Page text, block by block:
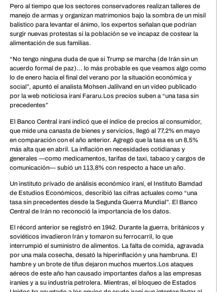
Pero al tiempo que los sectores conservadores realizan talleres de
manejo de armas y organizan matrimonios bajo la sombra de un misil
balístico para levantar el ánimo, los expertos señalan que podrían
surgir nuevas protestas si la población se ve incapaz de costear la
alimentación de sus familias.
“No tengo ninguna duda de que si Trump se marcha (de Irán sin un
acuerdo formal de paz)… lo más probable es que veamos algo como
lo de enero hacia el final del verano por la situación económica y
social”, apuntó el analista Mohsen Jalilvand en un video publicado
por la web noticiosa iraní Fararu.Los precios suben a “una tasa sin
precedentes”
El Banco Central iraní indicó que el índice de precios al consumidor,
que mide una canasta de bienes y servicios, llegó al 77,2% en mayo
en comparación con el año anterior. Agregó que la tasa es un 8,5%
más alta que en abril. La inflación en necesidades cotidianas y
generales —como medicamentos, tarifas de taxi, tabaco y cargos de
comunicación— subió un 113,8% con respecto a hace un año.
Un instituto privado de análisis económico iraní, el Instituto Bamdad
de Estudios Económicos, describió las cifras actuales como “una
tasa sin precedentes desde la Segunda Guerra Mundial”. El Banco
Central de Irán no reconoció la importancia de los datos.
El récord anterior se registró en 1942. Durante la guerra, británicos y
soviéticos invadieron Irán y tomaron su ferrocarril, lo que
interrumpió el suministro de alimentos. La falta de comida, agravada
por una mala cosecha, desató la hiperinflación y una hambruna. El
hambre y un brote de tifus dejaron muchos muertos.Los ataques
aéreos de este año han causado importantes daños a las empresas
iraníes y a su industria petrolera. Mientras, el bloqueo de Estados